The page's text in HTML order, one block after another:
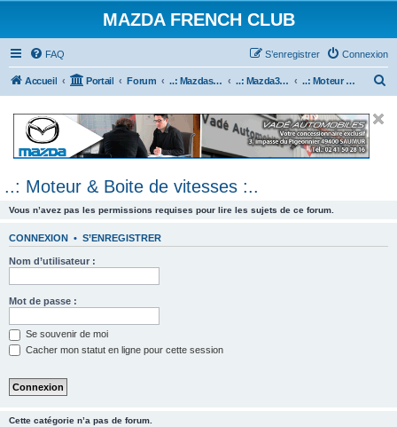
MAZDA FRENCH CLUB
FAQ Connexion
S’enregistrer
Accueil Portail Forum ..: Mazdaspeed & MPS :.. ..: Mazda3 MPS & Mazdaspeed 3 :.. ..: Moteur & Boite de vitesses :..
e
..: Moteur & Boite de vitesses :..
Vous n’avez pas les permissions requises pour lire les sujets de ce forum.
CONNEXION • S’ENREGISTRER
Nom d’utilisateur :
Mot de passe :
Se souvenir de moi
Cacher mon statut en ligne pour cette session
Cette catégorie n’a pas de forum.